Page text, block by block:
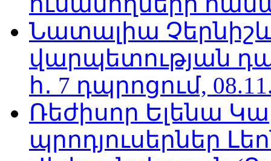
Նատալիա
վարպետության
հ․ 7 դպրոցում,
Ռեժիսոր Ելենա
պրոդյուսերներ